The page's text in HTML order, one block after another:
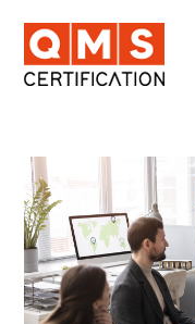
para
conteúdo
Existe
uma
norma
ISO
de
ESG?